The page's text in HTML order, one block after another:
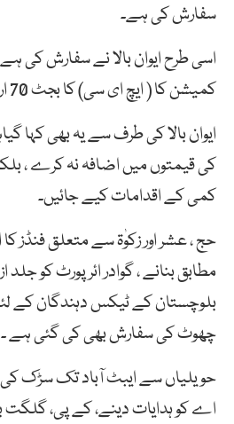
سفارش کی ہے۔
اسی طرح ایوان بالا نے سفارش کی ہے
کمیشن کا ( ایچ ای سی) کا بجٹ 70 ارب روپے کیا جائے۔
ایوان بالا کی طرف سے یہ بھی کہا
کی قیمتوں میں اضافہ نہ کرے ،
کمی کے اقدامات کیے جائیں۔
حج ، عشر اور زکوٰۃ سے متعلق فنڈز
مطابق بنانے ، گوادر ائرپورٹ کو
بلوچستان کے ٹیکس دہندگان کے
چھوٹ کی سفارش بھی کی گئی ہے ۔
حویلیاں سے ایبٹ آباد تک سڑک کی
اے کو ہدایات دینے، کے پی، گلگت